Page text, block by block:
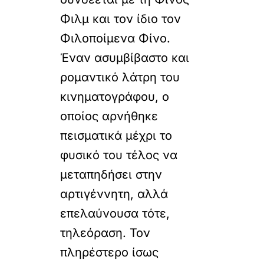
Φιλμ και τον ίδιο τον
Φιλοποίμενα Φίνο.
Έναν ασυμβίβαστο και
ρομαντικό λάτρη του
κινηματογράφου, ο
οποίος αρνήθηκε
πεισματικά μέχρι το
φυσικό του τέλος να
μεταπηδήσει στην
αρτιγέννητη, αλλά
επελαύνουσα τότε,
τηλεόραση. Τον
πληρέστερο ίσως